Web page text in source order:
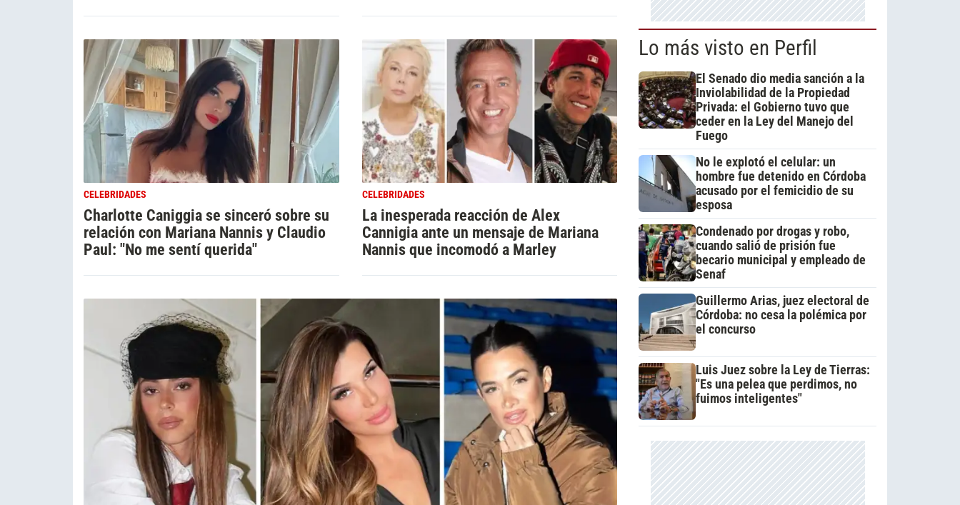
CELEBRIDADES
Charlotte Caniggia se sinceró sobre su
relación con Mariana Nannis y Claudio
Paul: "No me sentí querida"
CELEBRIDADES
La inesperada reacción de Alex
Cannigia ante un mensaje de Mariana
Nannis que incomodó a Marley
Lo más visto en Perfil
El Senado dio media sanción a la
Inviolabilidad de la Propiedad
Privada: el Gobierno tuvo que
ceder en la Ley del Manejo del
Fuego
No le explotó el celular: un
hombre fue detenido en Córdoba
acusado por el femicidio de su
esposa
Condenado por drogas y robo,
cuando salió de prisión fue
becario municipal y empleado de
Senaf
Guillermo Arias, juez electoral de
Córdoba: no cesa la polémica por
el concurso
Luis Juez sobre la Ley de Tierras:
"Es una pelea que perdimos, no
fuimos inteligentes"